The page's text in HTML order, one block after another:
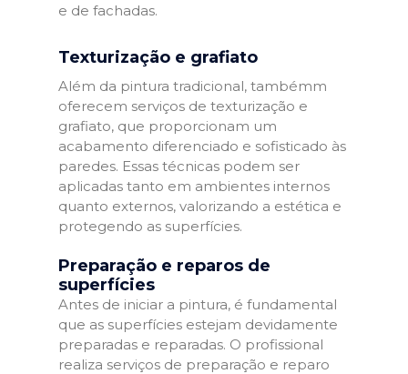
e de fachadas.
Texturização e grafiato
Além da pintura tradicional, tambémm
oferecem serviços de texturização e
grafiato, que proporcionam um
acabamento diferenciado e sofisticado às
paredes. Essas técnicas podem ser
aplicadas tanto em ambientes internos
quanto externos, valorizando a estética e
protegendo as superfícies.
Preparação e reparos de
superfícies
Antes de iniciar a pintura, é fundamental
que as superfícies estejam devidamente
preparadas e reparadas. O profissional
realiza serviços de preparação e reparo